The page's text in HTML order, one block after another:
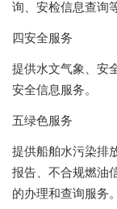
询、安检信息查询
四安全服务
提供水文气象、安
安全信息服务。
五绿色服务
提供船舶水污染排
报告、不合规燃油
的办理和查询服务。